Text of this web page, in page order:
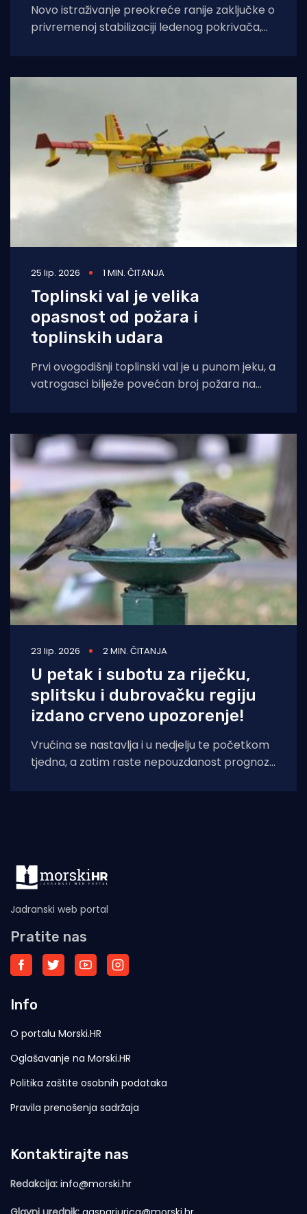
Novo istraživanje preokreće ranije zaključke o
privremenoj stabilizaciji ledenog pokrivača,
25 lip. 2026 1 MIN. ČITANJA
Toplinski val je velika
opasnost od požara i
toplinskih udara
Prvi ovogodišnji toplinski val je u punom jeku, a
vatrogasci bilježe povećan broj požara na
23 lip. 2026 2 MIN. ČITANJA
U petak i subotu za riječku,
splitsku i dubrovačku regiju
izdano crveno upozorenje!
Vrućina se nastavlja i u nedjelju te početkom
tjedna, a zatim raste nepouzdanost prognoze
Jadranski web portal
Pratite nas
Info
O portalu Morski.HR
Oglašavanje na Morski.HR
Politika zaštite osobnih podataka
Pravila prenošenja sadržaja
Kontaktirajte nas
Redakcija: info@morski.hr